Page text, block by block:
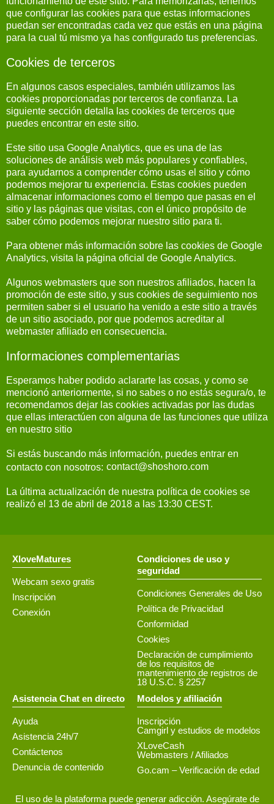
que configurar las cookies para que estas informaciones
puedan ser encontradas cada vez que estás en una página
para la cual tú mismo ya has configurado tus preferencias.
Cookies de terceros
En algunos casos especiales, también utilizamos las
cookies proporcionadas por terceros de confianza. La
siguiente sección detalla las cookies de terceros que
puedes encontrar en este sitio.
Este sitio usa Google Analytics, que es una de las
soluciones de análisis web más populares y confiables,
para ayudarnos a comprender cómo usas el sitio y cómo
podemos mejorar tu experiencia. Estas cookies pueden
almacenar informaciones como el tiempo que pasas en el
sitio y las páginas que visitas, con el único propósito de
saber cómo podemos mejorar nuestro sitio para ti.
Para obtener más información sobre las cookies de Google
Analytics, visita la página oficial de Google Analytics.
Algunos webmasters que son nuestros afiliados, hacen la
promoción de este sitio, y sus cookies de seguimiento nos
permiten saber si el usuario ha venido a este sitio a través
de un sitio asociado, por que podemos acreditar al
webmaster afiliado en consecuencia.
Informaciones complementarias
Esperamos haber podido aclararte las cosas, y como se
mencionó anteriormente, si no sabes o no estás segura/o, te
recomendamos dejar las cookies activadas por las dudas
que ellas interactúen con alguna de las funciones que utiliza
en nuestro sitio
Si estás buscando más información, puedes entrar en
contacto con nosotros:
La última actualización de nuestra política de cookies se
realizó el 13 de abril de 2018 a las 13:30 CEST.
XloveMatures
Webcam sexo gratis
Inscripción
Conexión
Condiciones de uso y
seguridad
Condiciones Generales de Uso
Política de Privacidad
Conformidad
Cookies
Declaración de cumplimiento
de los requisitos de
mantenimiento de registros de
18 U.S.C. § 2257
Asistencia Chat en directo
Ayuda
Asistencia 24h/7
Contáctenos
Denuncia de contenido
Modelos y afiliación
Inscripción
Camgirl y estudios de modelos
XLoveCash
Webmasters / Afiliados
Go.cam – Verificación de edad
El uso de la plataforma puede generar adicción. Asegúrate de